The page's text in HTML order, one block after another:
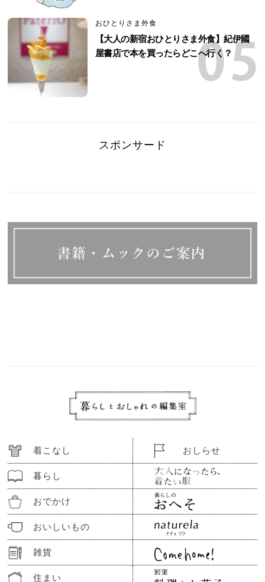
おひとりさま外食
【大人の新宿おひとりさま外食】紀伊國
屋書店で本を買ったらどこへ行く？
スポンサード
着こなし
暮らし
おでかけ
おいしいもの
雑貨
住まい
おしらせ